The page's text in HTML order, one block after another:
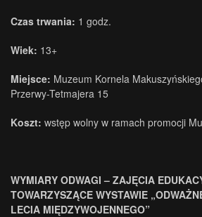
Czas trwania: 1 godz.
Wiek: 13+
Miejsce: Muzeum Kornela
Przerwy-Tetmajera 15
Koszt: wstęp wolny w ramach promocji
WYMIARY ODWAGI – ZAJĘCIA
TOWARZYSZĄCE WYSTAWIE
LECIA MIĘDZYWOJENNEGO”